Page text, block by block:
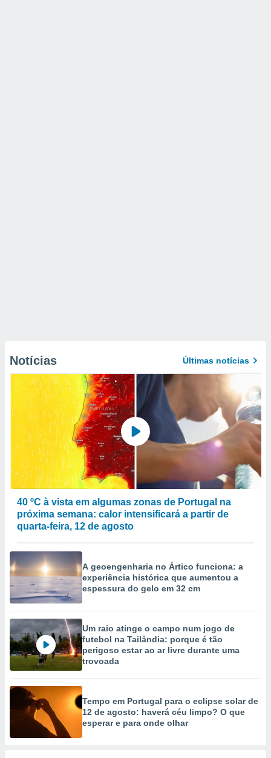
Notícias Últimas notícias
40 ºC à vista em algumas zonas de Portugal na
próxima semana: calor intensificará a partir de
quarta-feira, 12 de agosto
A geoengenharia no Ártico funciona: a
experiência histórica que aumentou a
espessura do gelo em 32 cm
Um raio atinge o campo num jogo de
futebol na Tailândia: porque é tão
perigoso estar ao ar livre durante uma
trovoada
Tempo em Portugal para o eclipse solar de
12 de agosto: haverá céu limpo? O que
esperar e para onde olhar